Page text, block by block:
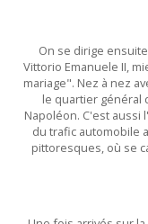
On se dirige
Vittorio Emanuele II,
mariage". Nez à nez
le quartier général
Napoléon. C'est
du trafic automobile
pittoresques, où se